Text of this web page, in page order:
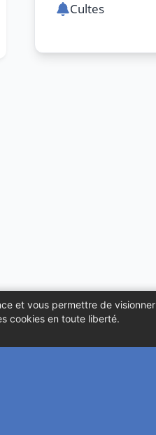
Cultes
et vous permettre de visionner
cookies en toute liberté.